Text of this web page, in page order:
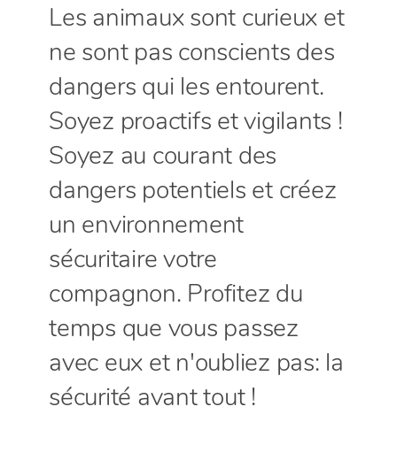
Les animaux sont curieux et
ne sont pas conscients des
dangers qui les entourent.
Soyez proactifs et vigilants !
Soyez au courant des
dangers potentiels et créez
un environnement
sécuritaire votre
compagnon. Profitez du
temps que vous passez
avec eux et n'oubliez pas: la
sécurité avant tout !